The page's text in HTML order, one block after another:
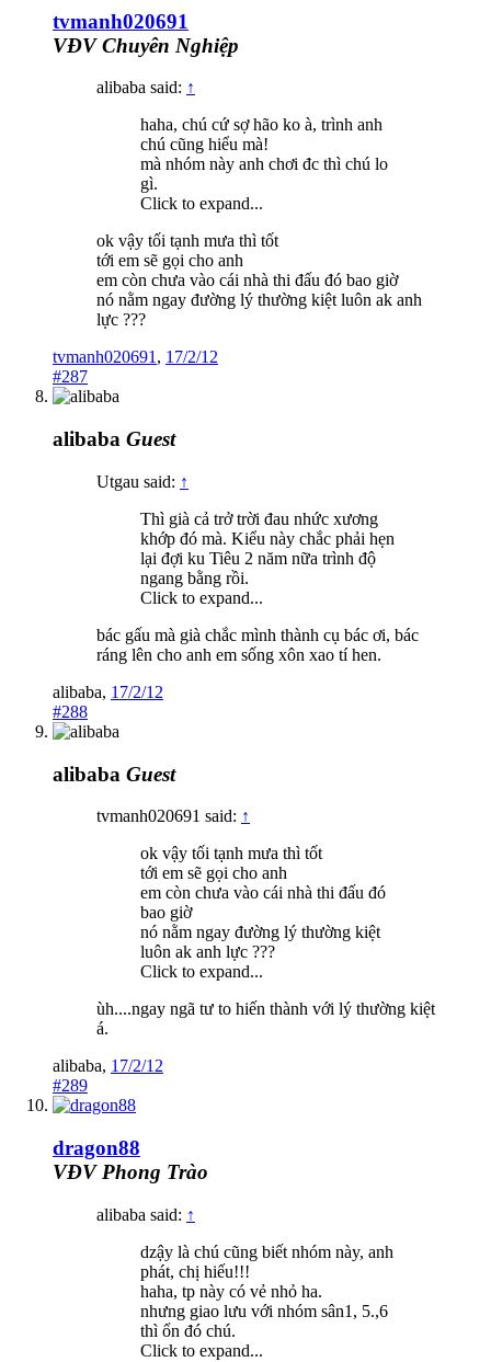
tvmanh020691
VĐV Chuyên Nghiệp
alibaba said: ↑
haha, chú cứ sợ hão ko à, trình anh
chú cũng hiểu mà!
mà nhóm này anh chơi đc thì chú lo
gì.
Click to expand...
ok vậy tối tạnh mưa thì tốt
tới em sẽ gọi cho anh
em còn chưa vào cái nhà thi đấu đó bao giờ
nó nằm ngay đường lý thường kiệt luôn ak anh
lực ???
tvmanh020691 , 17/2/12
#287
alibaba Guest
Utgau said: ↑
Thì già cả trở trời đau nhức xương
khớp đó mà. Kiểu này chắc phải hẹn
lại đợi ku Tiêu 2 năm nữa trình độ
ngang bằng rồi.
Click to expand...
bác gấu mà già chắc mình thành cụ bác ơi, bác
ráng lên cho anh em sống xôn xao tí hen.
alibaba, 17/2/12
#288
alibaba Guest
tvmanh020691 said: ↑
ok vậy tối tạnh mưa thì tốt
tới em sẽ gọi cho anh
em còn chưa vào cái nhà thi đấu đó
bao giờ
nó nằm ngay đường lý thường kiệt
luôn ak anh lực ???
Click to expand...
ùh....ngay ngã tư to hiến thành với lý thường kiệt
á.
alibaba, 17/2/12
#289
dragon88
VĐV Phong Trào
alibaba said: ↑
dzậy là chú cũng biết nhóm này, anh
phát, chị hiếu!!!
haha, tp này có vẻ nhỏ ha.
nhưng giao lưu với nhóm sân1, 5.,6
thì ổn đó chú.
Click to expand...